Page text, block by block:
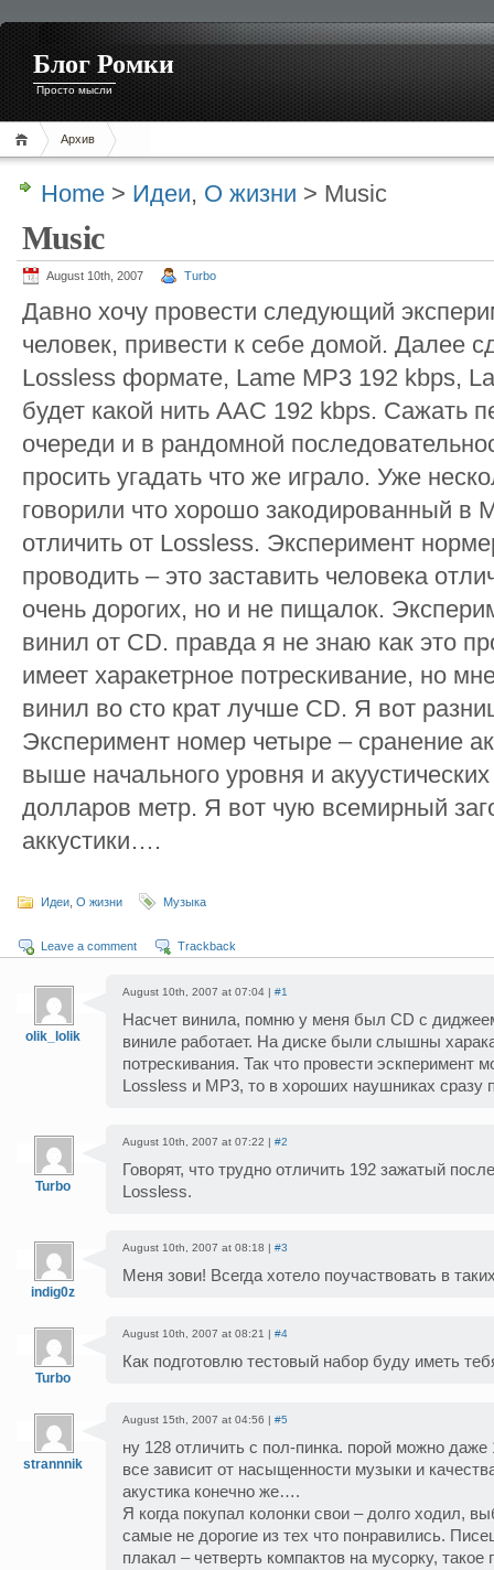
Блог Ромки
Просто мысли
Архив
Home > Идеи, О жизни > Music
Music
August 10th, 2007 Turbo
Давно хочу провести следующий
человек, привести к себе домой. Далее
Lossless формате, Lame MP3 192 kbps,
будет какой нить AAC 192 kbps. Сажать
очереди и в рандомной
просить угадать что же играло. Уже
говорили что хорошо закодированный в
отличить от Lossless. Эксперимент
проводить – это заставить человека
очень дорогих, но и не пищалок.
винил от CD. правда я не знаю как это
имеет харакетрное потрескивание, но
винил во сто крат лучше CD. Я вот
Эксперимент номер четыре – сранение
выше начального уровня и
долларов метр. Я вот чую всемирный
аккустики….
Идеи О жизни Музыка
Leave a comment Trackback
olik_lolik
August 10th, 2007 at 07:04 | #1
Насчет винила, помню у меня был CD с
виниле работает. На диске были слышны
потрескивания. Так что провести эскперимент
Lossless и MP3, то в хороших наушниках сразу
Turbo
August 10th, 2007 at 07:22 | #2
Говорят, что трудно отличить 192 зажатый
Lossless.
indig0z
August 10th, 2007 at 08:18 | #3
Меня зови! Всегда хотело поучаствовать в
Turbo
August 10th, 2007 at 08:21 | #4
Как подготовлю тестовый набор буду иметь
strannnik
August 15th, 2007 at 04:56 | #5
ну 128 отличить с пол-пинка. порой можно даже
все зависит от насыщенности музыки и
акустика конечно же….
Я когда покупал колонки свои – долго ходил,
самые не дорогие из тех что понравились.
плакал – четверть компактов на мусорку, такое